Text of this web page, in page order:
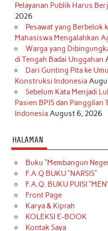
Pelayanan Publik Harus
2026
Pesawat yang Berbelok
Mahasiswa Mengalahkan
Warga yang
di Tengah Badai Unggahan
Dari Gunting Pita ke
Konstruksi Indonesia
Sebelum Kata Menjadi
Pasien BPJS dan Panggilan
Indonesia August 6, 2026
HALAMAN
Buku “Membangun
F.A.Q BUKU “NARSIS”
F.A.Q. BUKU PUISI
Front Page
Karya & Kiprah
KOLEKSI E-BOOK
Kontak Saya